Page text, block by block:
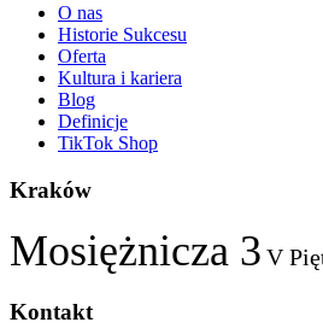
O nas
Historie Sukcesu
Oferta
Kultura i kariera
Blog
Definicje
TikTok Shop
Kraków
Mosiężnicza 3 V
Kontakt